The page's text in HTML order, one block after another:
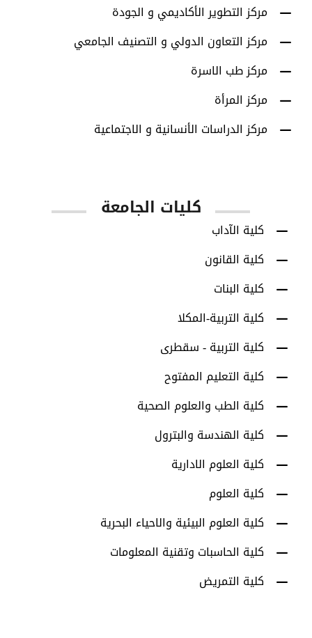
مركز التطوير الأكاديمي و الجودة
مركز التعاون الدولي و التصنيف الجامعي
مركز طب الاسرة
مركز المرأة
مركز الدراسات الأنسانية و الاجتماعية
كليات الجامعة
كلية الآداب
كلية القانون
كلية البنات
كلية التربية-المكلا
كلية التربية - سقطرى
كلية التعليم المفتوح
كلية الطب والعلوم الصحية
كلية الهندسة والبترول
كلية العلوم الادارية
كلية العلوم
كلية العلوم البيئية والاحياء البحرية
كلية الحاسبات وتقنية المعلومات
كلية التمريض